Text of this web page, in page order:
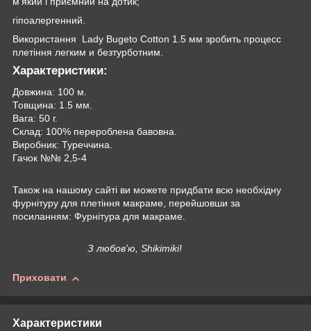
гіпоалергенний.‌ ‌
Використання‌ ‌ ‌Lady Bugeto Cotton‌ ‌1.5 ‌мм‌ ‌зробить‌ ‌процесс‌
‌плетіння‌ легким‌ ‌и‌ ‌безтурботним.‌‌‌
Характеристики:
Довжина: 100 м.
Товщина: 1.5 мм.
Вага: 50 г.
Склад: 100% перероблена бавовна.
Виробник: Туреччина.
Гачок №№ 2,5-4
Також на нашому сайті ви можете придбати всю необхідну
фурнітуру для плетіння макраме, перейшовши за
посиланням: Фурнітура для макраме.
З любов'ю, Shikimiki!
Приховати
Характеристики